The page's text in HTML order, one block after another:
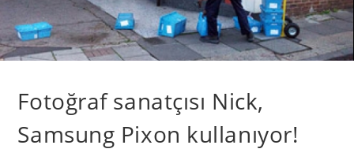
Fotoğraf sanatçısı Nick,
Samsung Pixon kullanıyor!